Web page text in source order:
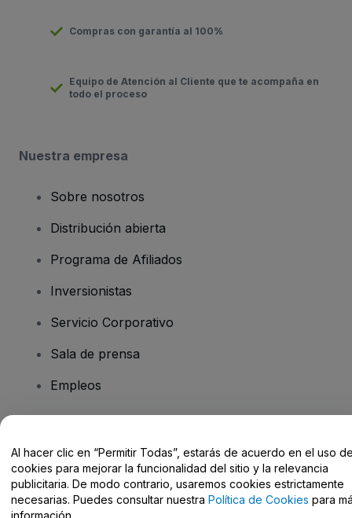
Compras con garantía al 100%
Equipo de Atención al Cliente que te acompaña en
todo el proceso
Nuestra empresa
Sobre nosotros
Distribución abierta
Programa de Afiliados
Inversionistas
Servicio Corporativo
Sala de prensa
Empleos
Centro de Ayuda / Contacto
Al hacer clic en “Permitir Todas”, estarás de acuerdo en el uso
cookies para mejorar la funcionalidad del sitio y la relevancia
publicitaria. De modo contrario, usaremos cookies estrictamente
necesarias. Puedes consultar nuestra Política de Cookies para
información.